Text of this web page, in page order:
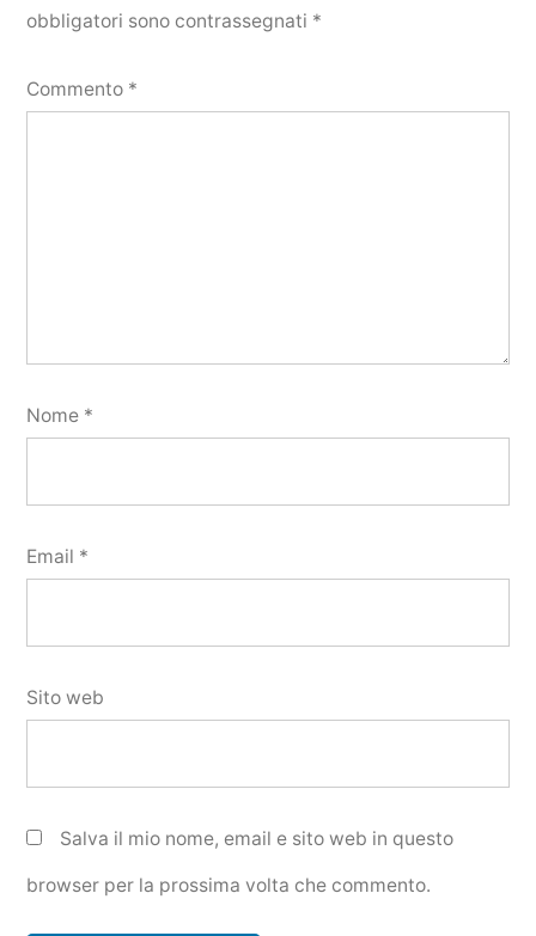
obbligatori sono contrassegnati *
Commento *
Nome *
Email *
Sito web
Salva il mio nome, email e sito web in questo
browser per la prossima volta che commento.